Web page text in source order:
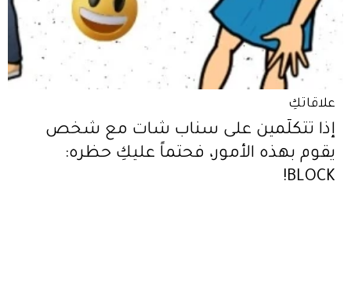
علاقاتكِ
إذا تتكلّمين على سناب شات مع شخص
يقوم بهذه الأمور، فحتماً عليكِ حظره:
BLOCK!